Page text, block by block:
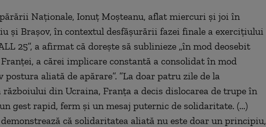
Naţionale, Ionuţ Moşteanu, aflat miercuri şi joi în
şi Braşov, în contextul desfăşurării fazei finale a exerciţiului
25”, a afirmat că doreşte să sublinieze „în mod deosebit
a cărei implicare constantă a consolidat în mod
postura aliată de apărare”. ”La doar patru zile de la
războiului din Ucraina, Franţa a decis dislocarea de trupe în
gest rapid, ferm şi un mesaj puternic de solidaritate. (...)
că solidaritatea aliată nu este doar un principiu,